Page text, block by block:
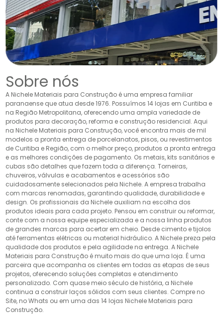
Sobre nós
A Nichele Materiais para Construção é uma empresa familiar
paranaense que atua desde 1976. Possuímos 14 lojas em Curitiba e
na Região Metropolitana, oferecendo uma ampla variedade de
produtos para decoração, reforma e construção residencial. Aqui
na Nichele Materiais para Construção, você encontra mais de mil
modelos a pronta entrega de porcelanatos, pisos, ou revestimentos
de Curitiba e Região, com o melhor preço, produtos a pronta entrega
e as melhores condições de pagamento. Os metais, kits sanitários e
cubas são detalhes que fazem toda a diferença. Torneiras,
chuveiros, válvulas e acabamentos e acessórios são
cuidadosamente selecionados pela Nichele. A empresa trabalha
com marcas renomadas, garantindo qualidade, durabilidade e
design. Os profissionais da Nichele auxiliam na escolha dos
produtos ideais para cada projeto. Pensou em construir ou reformar,
conte com a nossa equipe especializada e a nossa linha produtos
de grandes marcas para acertar em cheio. Desde cimento e tijolos
até ferramentas elétricas ou material hidráulico. A Nichele preza pela
qualidade dos produtos e pela agilidade na entrega. A Nichele
Materiais para Construção é muito mais do que uma loja. É uma
parceira que acompanha os clientes em todas as etapas de seus
projetos, oferecendo soluções completas e atendimento
personalizado. Com quase meio século de história, a Nichele
continua a construir laços sólidos com seus clientes. Compre no
Site, no Whats ou em uma das 14 lojas Nichele Materiais para
Construção.